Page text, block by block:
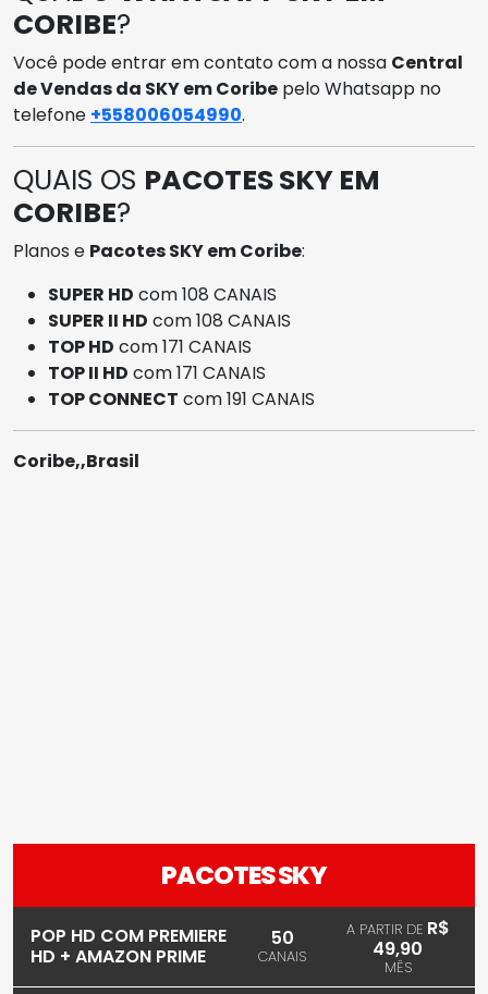
CORIBE?
Você pode entrar em contato com a nossa Central
de Vendas da SKY em Coribe pelo Whatsapp no
telefone +558006054990.
QUAIS OS PACOTES SKY EM
CORIBE?
Planos e Pacotes SKY em Coribe:
SUPER HD com 108 CANAIS
SUPER II HD com 108 CANAIS
TOP HD com 171 CANAIS
TOP II HD com 171 CANAIS
TOP CONNECT com 191 CANAIS
Coribe,,Brasil
PACOTES SKY
POP HD COM PREMIERE
HD + AMAZON PRIME
50
CANAIS
A PARTIR DE R$
49,90
MÊS